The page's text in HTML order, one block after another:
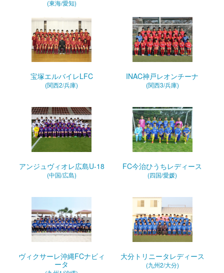
(東海/愛知)
宝塚エルバイレLFC
(関西2/兵庫)
INAC神戸レオンチーナ
(関西3/兵庫)
アンジュヴィオレ広島U-18
(中国/広島)
FC今治ひうちレディース
(四国/愛媛)
ヴィクサーレ沖縄FCナビィ
ータ
大分トリニータレディース
(九州2/大分)